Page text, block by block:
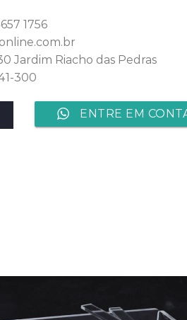
1756
Jardim Riacho das Pedras
300
ENTRE EM